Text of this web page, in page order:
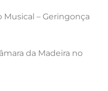
– Geringonça
da Madeira no